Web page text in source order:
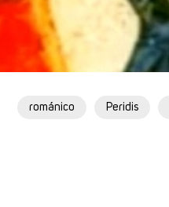
románico Peridis